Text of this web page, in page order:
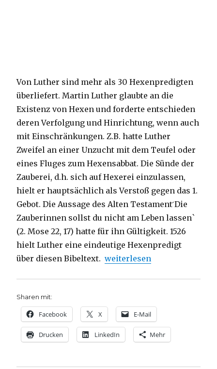
Von Luther sind mehr als 30 Hexenpredigten
überliefert. Martin Luther glaubte an die
Existenz von Hexen und forderte entschieden
deren Verfolgung und Hinrichtung, wenn auch
mit Einschränkungen. Z.B. hatte Luther
Zweifel an einer Unzucht mit dem Teufel oder
eines Fluges zum Hexensabbat. Die Sünde der
Zauberei, d.h. sich auf Hexerei einzulassen,
hielt er hauptsächlich als Verstoß gegen das 1.
Gebot. Die Aussage des Alten Testament ́Die
Zauberinnen sollst du nicht am Leben lassen`
(2. Mose 22, 17) hatte für ihn Gültigkeit. 1526
hielt Luther eine eindeutige Hexenpredigt
über diesen Bibeltext.„Hinweis: Martin Luthers
weiterlesen
Sharen mit:
Facebook X E-Mail
Drucken LinkedIn Mehr